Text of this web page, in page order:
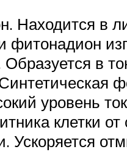
Находится в
в
уровень
клетки
Ускоряется